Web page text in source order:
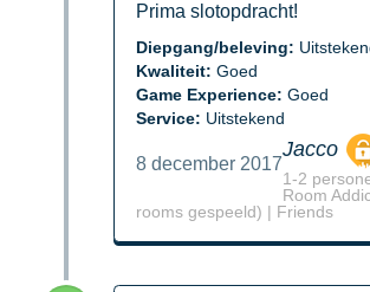
Prima slotopdracht!
Diepgang/beleving:
Kwaliteit: Goed
Game Experience: Goed
Service: Uitstekend
8 december 2017
Jacco
1-2
Room
rooms gespeeld) | Friends